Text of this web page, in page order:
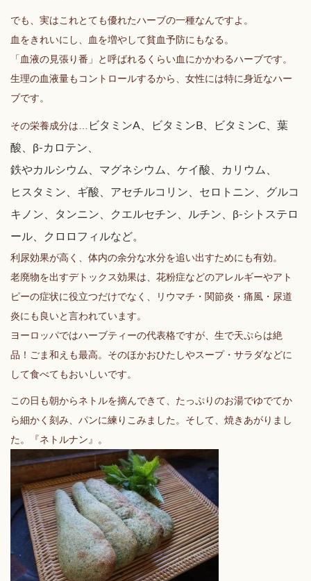
でも、実はこれとても優れたハーブの一種なんですよ。
血をきれいにし、血を増やして貧血予防にもなる。
「血液の見張り番」と呼ばれるくらい血にかかわるハーブです。
生理の血液量もコントロールするから、女性には特に身近なハー
ブです。
その栄養成分は…
ビタミンA、ビタミンB、ビタミンC、葉
酸、β-カロテン、
鉄やカルシウム、マグネシウム、ケイ酸、カリウム、
ヒスタミン、ギ酸、アセチルコリン、セロトニン、グルコ
キノン、タンニン、クエルセチン、ルチン、β-シトステロ
ール、クロロフィルなど。
利尿効果が高く、体内の余分な水分を追い出すためにも有効。
老廃物を出すデトックス効果は、花粉症などのアレルギーやアト
ピーの症状に役立つだけでなく、リウマチ・関節炎・痛風・尿道
炎にも良いと言われています。
ヨーロッパではハーブティーの代表格ですが、生で天ぷらは絶
品！ごま和えも最高。そのほかおひたしやスープ・サラダなどに
して食べてもおいしいです。
この日も朝からネトルを摘んできて、たっぷりのお湯でゆでてか
ら細かく刻み、パンに練りこみました。そして、焼きあがりまし
た。『ネトルナン』。